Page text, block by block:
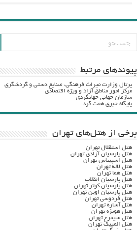
پيوندهاي مرتبط
پرتال وزارت ميراث فرهنگي، صنایع دستی و گردشگري
مرکز امور مناطق آزاد و ویژه اقتصادی
سازمان جهانی جهانگردی
پایگاه خبری هفت گرد
برخی از هتل‌های تهران
هتل استقلال تهران
هتل پارسیان آزادی تهران
هتل اسپیناس تهران
هتل لاله تهران
هتل هما تهران
هتل پارسیان انقلاب
هتل پارسیان کوثر تهران
هتل پارسیان اوین تهران
هتل فردوسی تهران
هتل آساره تهران
هتل هویزه تهران
هتل سیمرغ تهران
هتل المپیک تهران